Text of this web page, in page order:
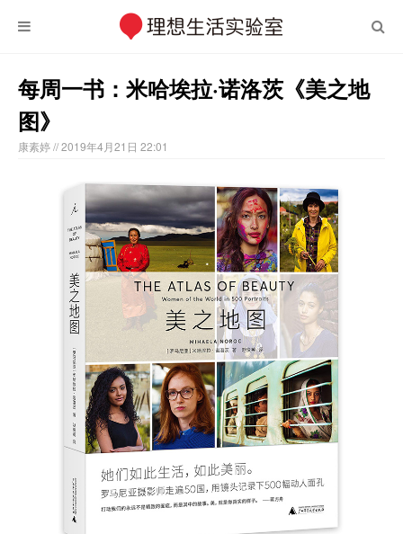
每周一书：米哈埃拉·诺洛茨《美之地
图》
康素婷// 2019年4月21日 22:01